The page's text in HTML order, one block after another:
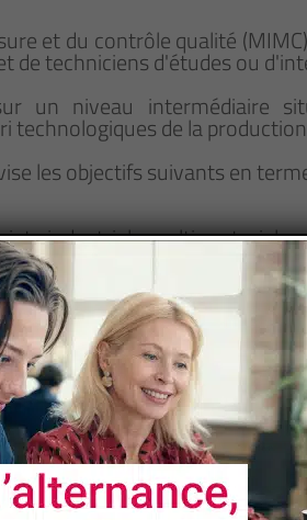
et du contrôle qualité
de techniciens d'études ou
un niveau intermédiaire
technologiques de la
les objectifs suivants en
industriels multi sectoriels
Automatismes et
Automatismes et
de la solution technique et à
en exploitant et en
ou partie d'un projet
en interagissant au
ou développer des
technologies et les principes
vie active et contribuer à
en s'appuyant sur les